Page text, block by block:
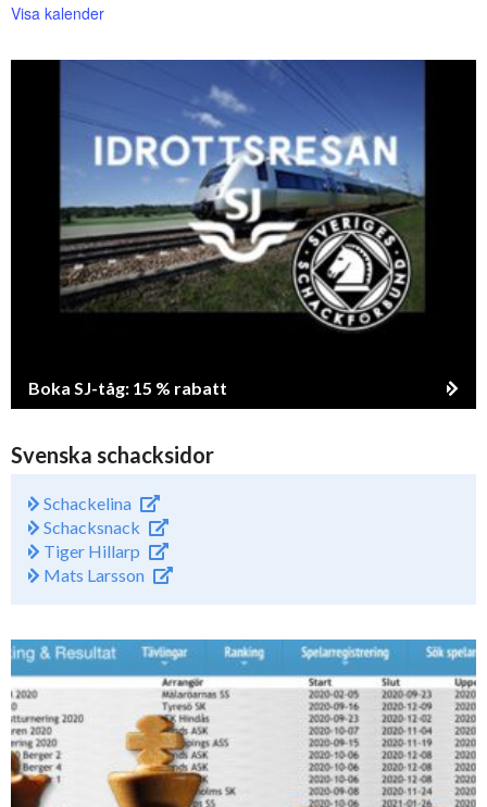
Visa kalender
Boka SJ-tåg: 15 % rabatt
Svenska schacksidor
Schackelina
Schacksnack
Tiger Hillarp
Mats Larsson